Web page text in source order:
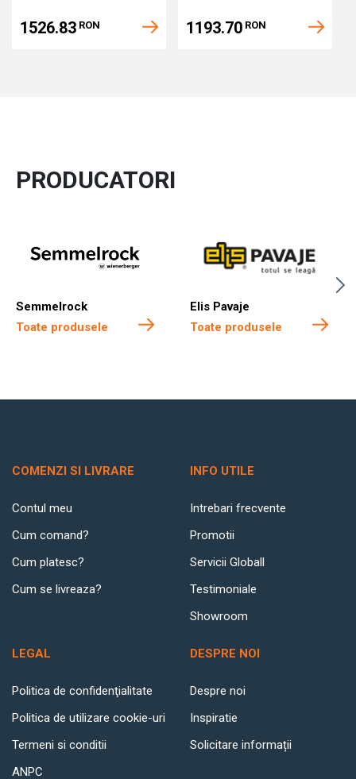
1526.83 RON 1193.70 RON
PRODUCATORI
Semmelrock
Toate produsele
Elis Pavaje
Toate produsele
COMENZI SI LIVRARE
Contul meu
Cum comand?
Cum platesc?
Cum se livreaza?
INFO UTILE
Intrebari frecvente
Promotii
Servicii Globall
Testimoniale
Showroom
LEGAL
Politica de confidenţialitate
Politica de utilizare cookie-uri
Termeni si conditii
ANPC
DESPRE NOI
Despre noi
Inspiratie
Solicitare informații